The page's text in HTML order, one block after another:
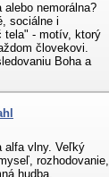
nemorálna?
sociálne i
tela" - motív, ktorý
človekovi.
Boha a
alfa vlny. Veľký
rozhodovanie,
hudba.